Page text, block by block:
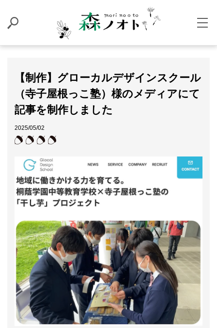
【制作】グローカルデザインスクール
（寺子屋根っこ塾）様のメディアにて
記事を制作しました
2025/05/02